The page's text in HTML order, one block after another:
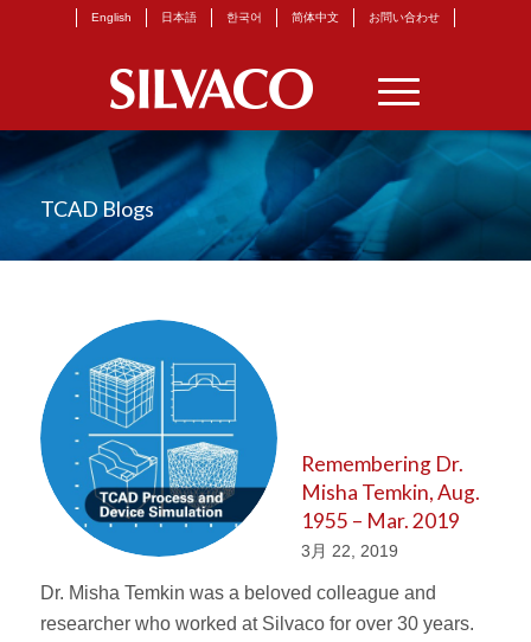
English 日本語 한국어 简体中文 お問い合わせ
TCAD Blogs
Remembering Dr.
Misha Temkin, Aug.
1955 – Mar. 2019
3月 22, 2019
Dr. Misha Temkin was a beloved colleague and
researcher who worked at Silvaco for over 30 years.